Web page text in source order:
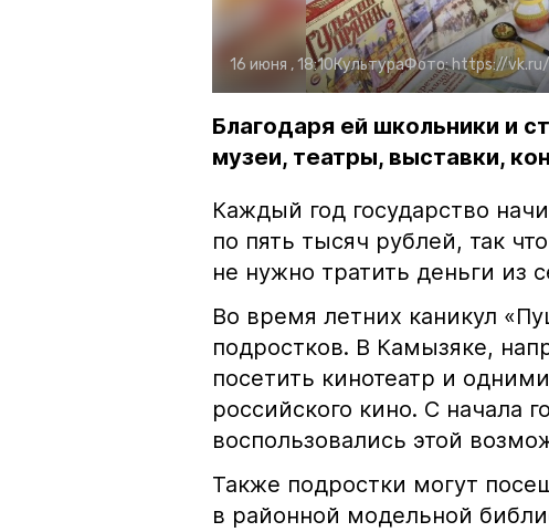
16 июня , 18:10КультураФото:https://
Благодаря ей школьники и
музеи, театры, выставки,
Каждый год государство
по пять тысяч рублей, так
не нужно тратить деньги из
Во время летних каникул
подростков. В Камызяке,
посетить кинотеатр и
российского кино. С начала
воспользовались этой
Также подростки могут
в районной модельной